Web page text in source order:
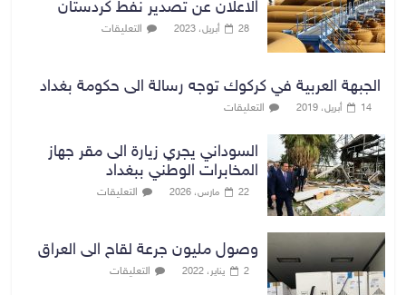
الاعلان عن تصدير نفط كردستان
28 أبريل، 2023 التعليقات
الجبهة العربية في كركوك توجه رسالة الى حكومة بغداد
14 أبريل، 2019 التعليقات
السوداني يجري زيارة الى مقر جهاز
المخابرات الوطني ببغداد
22 مارس، 2026 التعليقات
وصول مليون جرعة لقاح الى العراق
2 يناير، 2022 التعليقات